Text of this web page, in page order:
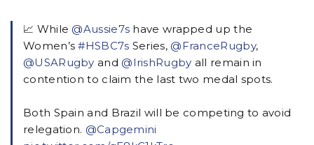
📈 While @Aussie7s have wrapped up the
Women’s#HSBC7s Series, @FranceRugby,
@USARugby and @IrishRugby all remain in
contention to claim the last two medal spots.
Both Spain and Brazil will be competing to avoid
relegation. @Capgemini